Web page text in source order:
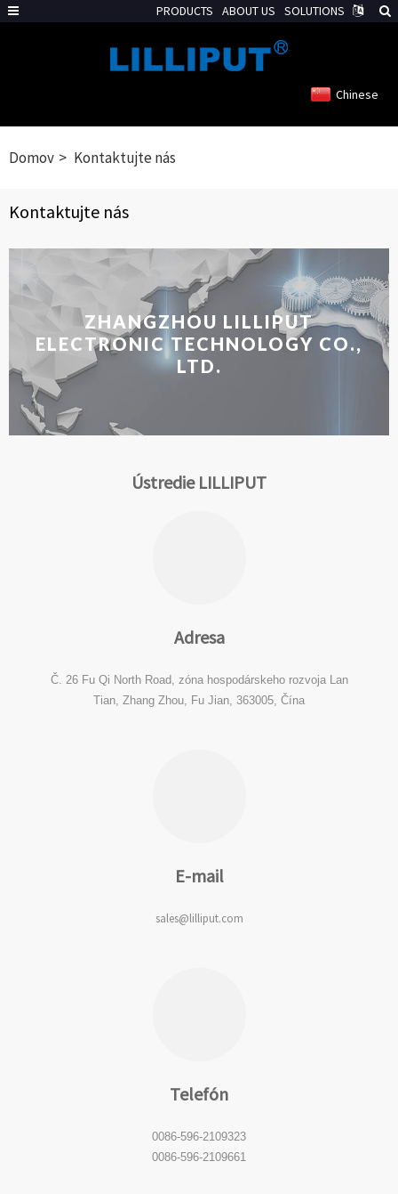
Chinese
Domov Kontaktujte nás
Kontaktujte nás
ZHANGZHOU LILLIPUT
ELECTRONIC TECHNOLOGY CO.,
LTD.
Ústredie LILLIPUT
Adresa
Č. 26 Fu Qi North Road, zóna hospodárskeho rozvoja Lan
Tian, ​​Zhang Zhou, Fu Jian, 363005, Čína
E-mail
sales@lilliput.com
Telefón
0086-596-2109323
0086-596-2109661
PRODUCTS ABOUT US SOLUTIONS